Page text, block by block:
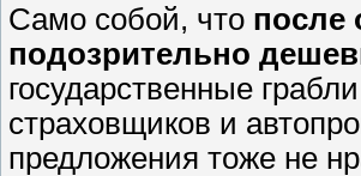
Само собой, что после
подозрительно
государственные
страховщиков и
предложения тоже не